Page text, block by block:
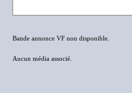
Bande annonce VF non disponible.
Aucun média associé.